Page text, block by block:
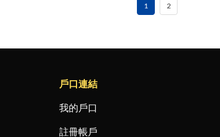
1 2
戶口連結
我的戶口
註冊帳戶